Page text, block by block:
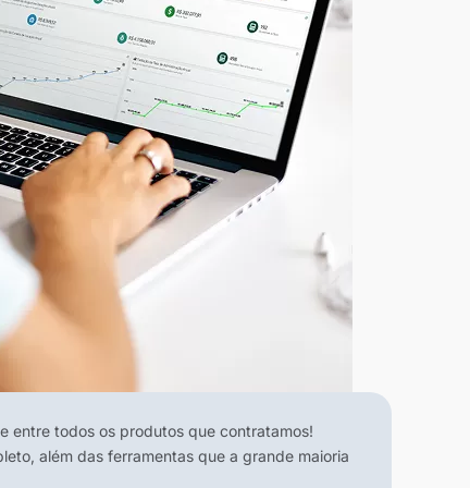
entre todos os produtos que contratamos!
além das ferramentas que a grande maioria